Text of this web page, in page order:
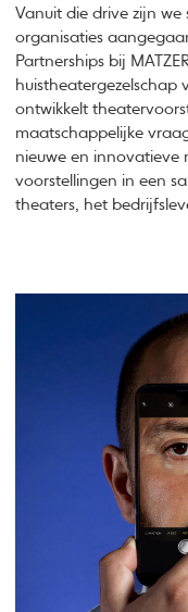
Vanuit die drive zijn
organisaties
Partnerships bij
huistheatergezelschap
ontwikkelt
maatschappelijke
nieuwe en
voorstellingen in een
theaters, het